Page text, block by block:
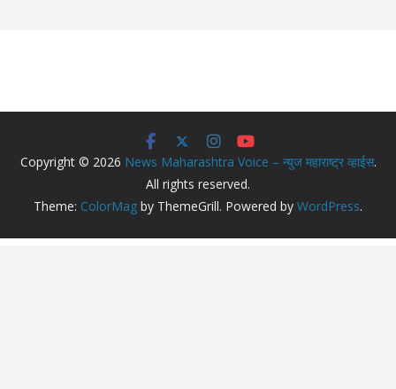
Copyright © 2026 News Maharashtra Voice – न्युज महाराष्ट्र व्हाईस.
All rights reserved.
Theme: ColorMag by ThemeGrill. Powered by WordPress.